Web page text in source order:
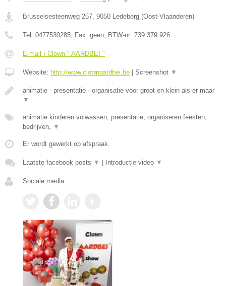
Brusselsesteenweg 257 9050 Ledeberg (Oost-Vlaanderen)
Tel: 0477530285 , Fax: geen , BTW-nr: 739.379.926
E-mail › Clown " AARDBEI "
Website: http://www.clownaardbei.be | Screenshot ▼
animatie - presentatie - organisatie voor groot en klein als er maar
▼
animatie kinderen volwassen, presentatie, organiseren feesten,
bedrijven,
▼
Er wordt gewerkt op afspraak.
Laatste facebook posts ▼ | Introductie video ▼
Sociale media: